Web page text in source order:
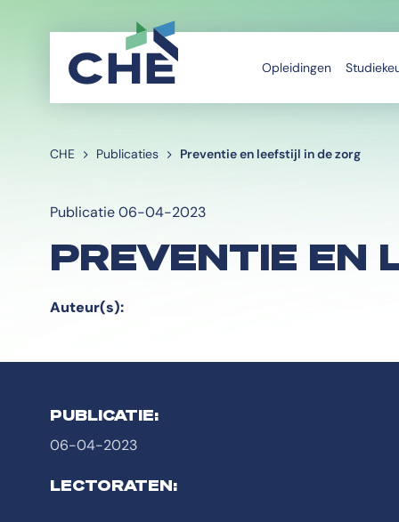
Opleidingen
CHE Publicaties Preventie en leefstijl in de zorg
Publicatie 06-04-2023
PREVENTIE EN
Auteur(s):
PUBLICATIE:
06-04-2023
LECTORATEN: